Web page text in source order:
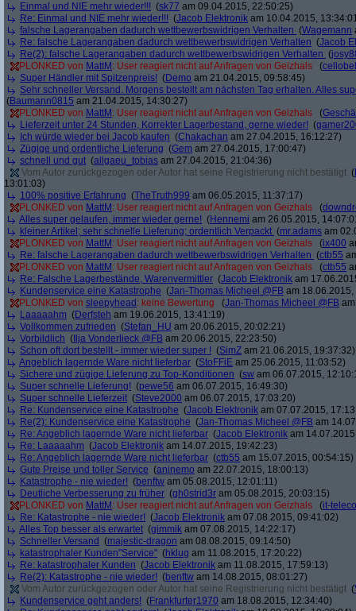
Einmal und NIE mehr wieder!!! (sk77 am 09.04.2015, 22:50:25)
Re: Einmal und NIE mehr wieder!!! (Jacob Elektronik am 10.04.2015,
falsche Lagerangaben dadurch wettbewerbswidrigen Verhalten (Wagemann
Re: falsche Lagerangaben dadurch wettbewerbswidrigen Verhalten (Jacob
Re(2): falsche Lagerangaben dadurch wettbewerbswidrigen Verhalten (
PLONKED von MattM : User reagiert nicht auf Anfragen von Geizhals (
Super Händler mit Spitzenpreis! (Demo am 21.04.2015, 09:58:45)
Sehr schneller Versand. Morgens bestellt am nächsten Tag erhalten. Alles
(Baumann0815 am 21.04.2015, 14:30:27)
PLONKED von MattM : User reagiert nicht auf Anfragen von Geizhals (
Lieferzeit unter 24 Stunden, Korrekter Lagerbestand, gerne wieder! (
Ich würde wieder bei Jacob kaufen (Chakachan am 27.04.2015, 16:12:27)
Zügige und ordentliche Lieferung (Gem am 27.04.2015, 17:00:47)
schnell und gut (allgaeu_tobias am 27.04.2015, 21:04:36)
Vom Autor zurückgezogen oder Autor hat seine Registrierung nicht bestätigt (
13:01:03)
100% positive Erfahrung (TheTruth999 am 06.05.2015, 11:37:17)
PLONKED von MattM : User reagiert nicht auf Anfragen von Geizhals (
Alles super gelaufen, immer wieder gerne! (Hennemi am 26.05.2015,
kleiner Artikel; sehr schnelle Lieferung; ordentlich Verpackt (mr.adams am
PLONKED von MattM : User reagiert nicht auf Anfragen von Geizhals (ix400
Re: falsche Lagerangaben dadurch wettbewerbswidrigen Verhalten (ctb55
PLONKED von MattM : User reagiert nicht auf Anfragen von Geizhals (ctb55
Re: Falsche Lagerbestände, Warenvermittler (Jacob Elektronik am
Kundenservice eine Katastrophe (Jan-Thomas Micheel @FB am
PLONKED von sleepyhead : keine Bewertung (Jan-Thomas Micheel @FB
Laaaaahm (Derfsteh am 19.06.2015, 13:41:19)
Vollkommen zufrieden (Stefan_HU am 20.06.2015, 20:02:21)
Vorbildlich ( Ilja Vonderlieck @FB am 20.06.2015, 22:23:50)
Schon oft dort bestellt - immer wieder super ! (SimZ am 21.06.2015, 19:37:32)
Angeblich lagernde Ware nicht lieferbar (StoFFiE am 25.06.2015, 11:03:52)
Sichere und zügige Lieferung zu Top-Konditionen (sw am 06.07.2015,
Super schnelle Lieferung! (pewe56 am 06.07.2015, 16:49:30)
Super schnelle Lieferzeit (Steve2000 am 06.07.2015, 17:03:20)
Re: Kundenservice eine Katastrophe (Jacob Elektronik am 07.07.2015,
Re(2): Kundenservice eine Katastrophe (Jan-Thomas Micheel @FB am
Re: Angeblich lagernde Ware nicht lieferbar (Jacob Elektronik am
Re: Laaaaahm (Jacob Elektronik am 14.07.2015, 19:42:23)
Re: Angeblich lagernde Ware nicht lieferbar (ctb55 am 15.07.2015, 00:54:15)
Gute Preise und toller Service (aninemo am 22.07.2015, 18:00:13)
Katastrophe - nie wieder! (benftw am 05.08.2015, 12:01:11)
Deutliche Verbesserung zu früher (gh0strid3r am 05.08.2015, 20:03:15)
PLONKED von MattM : User reagiert nicht auf Anfragen von Geizhals (it-
Re: Katastrophe - nie wieder! (Jacob Elektronik am 07.08.2015, 09:41:02)
Alles Top besser als erwartet (gimmik am 07.08.2015, 14:22:17)
Schneller Versand (majestic-dragon am 08.08.2015, 09:14:50)
katastrophaler Kunden"Service" (hklug am 11.08.2015, 17:20:22)
Re: katastrophaler Kunden (Jacob Elektronik am 11.08.2015, 17:59:13)
Re(2): Katastrophe - nie wieder! (benftw am 14.08.2015, 08:01:27)
Vom Autor zurückgezogen oder Autor hat seine Registrierung nicht bestätigt (
Kundenservice geht anders! (Frankfurter1970 am 18.08.2015, 12:34:40)